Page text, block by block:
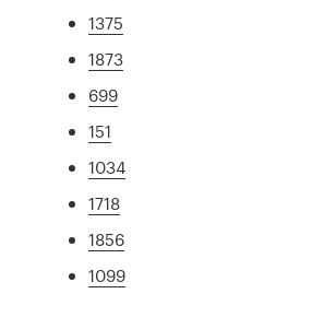
1375
1873
699
151
1034
1718
1856
1099